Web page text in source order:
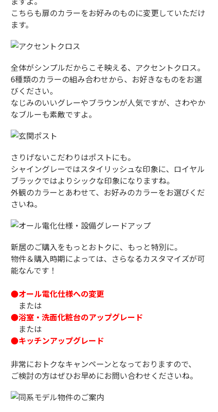
こちらも扉のカラーをお好みのものに変更していただけ
ます。
全体がシンプルだからこそ映える、アクセントクロス。
6種類のカラーの組み合わせから、お好きなものをお選
びください。
なじみのいいグレーやブラウンが人気ですが、さわやか
なブルーも素敵ですよ。
さりげないこだわりはポストにも。
シャイングレーではスタイリッシュな印象に、ロイヤル
ブラックではよりシックな印象になりますね。
外観のカラーとあわせて、お好みのカラーをお選びくだ
さいね。
新居のご購入をもっとおトクに、もっと特別に。
物件＆購入時期によっては、さらなるカスタマイズが可
能なんです！
●オール電化仕様への変更
または
●浴室・洗面化粧台のアップグレード
または
●キッチンアップグレード
非常におトクなキャンペーンとなっておりますので、
ご検討の方はぜひお早めにお問い合わせくださいね。